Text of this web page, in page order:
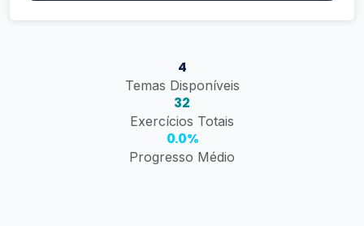
4
Temas Disponíveis
32
Exercícios Totais
0.0%
Progresso Médio